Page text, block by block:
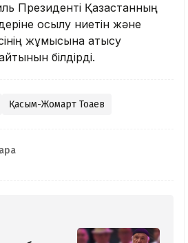
Президенті Қазақстанның
қосылу ниетін және
жұмысына қатысу
білдірді.
Қасым-Жомарт Тоқаев